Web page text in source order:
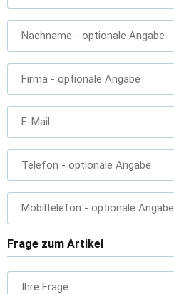
Nachname - optionale Angabe
Firma - optionale Angabe
E-Mail
Telefon - optionale Angabe
Mobiltelefon - optionale Angabe
Frage zum Artikel
Ihre Frage